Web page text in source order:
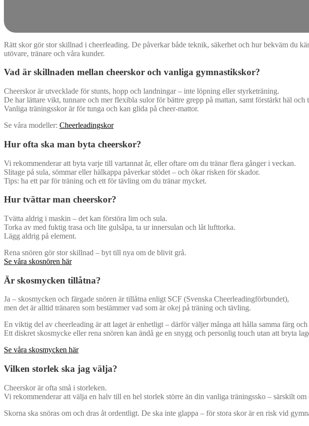
Rätt skor gör stor skillnad i cheerleading. De påverkar både teknik, säkerhet och hur bekväm du
utövare, tränare och våra kunder.
Vad är skillnaden mellan cheerskor och vanliga gymnastikskor?
Cheerskor är utvecklade för stunts, hopp och landningar – inte löpning eller styrketräning.
De har lättare vikt, tunnare och mer flexibla sulor för bättre grepp på mattan, samt förstärkt häl och
Vanliga träningsskor är för tunga och kan glida på cheer-mattor.
Se våra modeller: Cheerleadingskor
Hur ofta ska man byta cheerskor?
Vi rekommenderar att byta varje till vartannat år, eller oftare om du tränar flera gånger i veckan.
Slitage på sula, sömmar eller hälkappa påverkar stödet – och ökar risken för skador.
Tips: ha ett par för träning och ett för tävling om du tränar mycket.
Hur tvättar man cheerskor?
Tvätta aldrig i maskin – det kan förstöra lim och sula.
Torka av med fuktig trasa och lite gulsåpa, ta ur innersulan och låt lufttorka.
Lägg aldrig på element.
Rena snören gör stor skillnad – byt till nya om de blivit grå.
Se våra skosnören här
Är skosmycken tillåtna?
Ja – skosmycken och färgade snören är tillåtna enligt SCF (Svenska Cheerleadingförbundet),
men det är alltid tränaren som bestämmer vad som är okej på träning och tävling.
En viktig del av cheerleading är att laget är enhetligt – därför väljer många att hålla samma färg
Ett diskret skosmycke eller rena snören kan ändå ge en snygg och personlig touch utan att bryta
Se våra skosmycken här
Vilken storlek ska jag välja?
Cheerskor är ofta små i storleken.
Vi rekommenderar att välja en halv till en hel storlek större än din vanliga träningssko – särskilt om
Skorna ska snöras om och dras åt ordentligt. De ska inte glappa – för stora skor är en risk vid